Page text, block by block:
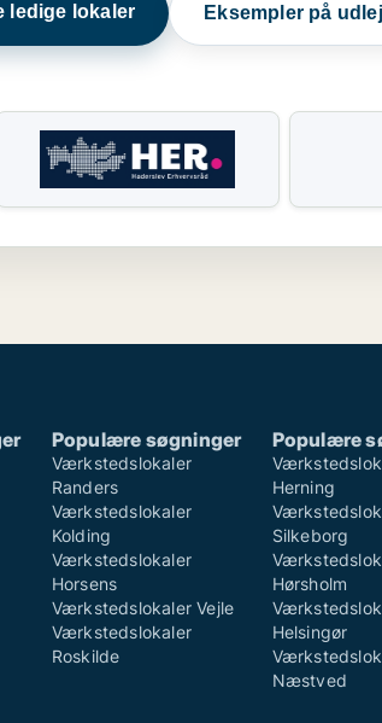
ledige lokaler Eksempler på
Populære søgninger
Værkstedslokaler
Randers
Værkstedslokaler
Kolding
Værkstedslokaler
Horsens
Værkstedslokaler Vejle
Værkstedslokaler
Roskilde
Populære
Herning
Silkeborg
Hørsholm
Helsingør
Næstved